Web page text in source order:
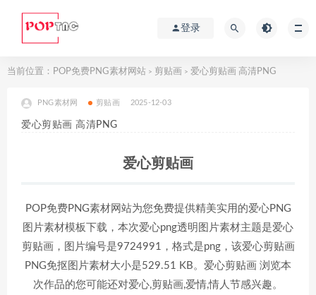
登录
当前位置： POP免费PNG素材网站 > 剪贴画 > 爱心剪贴画 高清PNG
PNG素材网 剪贴画 2025-12-03
爱心剪贴画 高清PNG
爱心剪贴画
POP免费PNG素材网站为您免费提供精美实用的爱心PNG
图片素材模板下载，本次爱心png透明图片素材主题是爱心
剪贴画，图片编号是9724991，格式是png，该爱心剪贴画
PNG免抠图片素材大小是529.51 KB。爱心剪贴画 浏览本
次作品的您可能还对爱心,剪贴画,爱情,情人节感兴趣。